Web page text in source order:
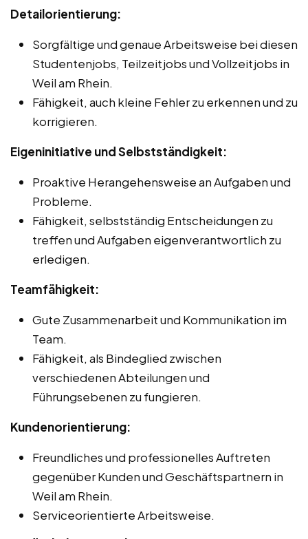
Detailorientierung:
Sorgfältige und genaue Arbeitsweise bei diesen
Studentenjobs, Teilzeitjobs und Vollzeitjobs in
Weil am Rhein.
Fähigkeit, auch kleine Fehler zu erkennen und zu
korrigieren.
Eigeninitiative und Selbstständigkeit:
Proaktive Herangehensweise an Aufgaben und
Probleme.
Fähigkeit, selbstständig Entscheidungen zu
treffen und Aufgaben eigenverantwortlich zu
erledigen.
Teamfähigkeit:
Gute Zusammenarbeit und Kommunikation im
Team.
Fähigkeit, als Bindeglied zwischen
verschiedenen Abteilungen und
Führungsebenen zu fungieren.
Kundenorientierung:
Freundliches und professionelles Auftreten
gegenüber Kunden und Geschäftspartnern in
Weil am Rhein.
Serviceorientierte Arbeitsweise.